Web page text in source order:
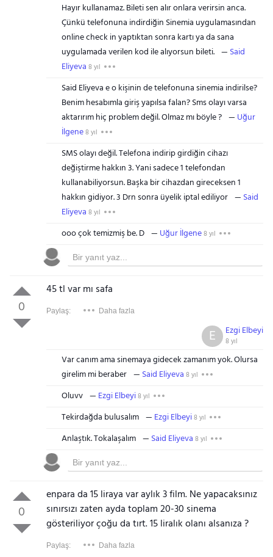
Hayır kullanamaz. Bileti sen alır onlara verirsin anca.
Çünkü telefonuna indirdiğin Sinemia uygulamasından
online check in yaptıktan sonra kartı ya da sana
uygulamada verilen kod ile alıyorsun bileti.
Said
Eliyeva 8 yıl
Said Eliyeva e o kişinin de telefonuna sinemia indirilse?
Benim hesabımla giriş yapılsa falan? Sms olayı varsa
aktarırım hiç problem değil. Olmaz mı böyle ?
Uğur
İlgene8 yıl
SMS olayı değil. Telefona indirip girdiğin cihazı
değiştirme hakkın 3. Yani sadece 1 telefondan
kullanabiliyorsun. Başka bir cihazdan gireceksen 1
hakkın gidiyor. 3 Drn sonra üyelik iptal ediliyor
Said
Eliyeva 8 yıl
ooo çok temizmiş be. D Uğur İlgene8 yıl
0
45 tl var mı safa
Paylaş: Daha fazla
Ezgi Elbeyi
8 yıl
E
Var canım ama sinemaya gidecek zamanım yok. Olursa
girelim mi beraber
Said Eliyeva 8 yıl
Oluvv Ezgi Elbeyi8 yıl
Tekirdağda bulusalım Ezgi Elbeyi8 yıl
Anlaştık. Tokalaşalım Said Eliyeva 8 yıl
0
enpara da 15 liraya var aylık 3 film. Ne yapacaksınız
sınırsızı zaten ayda toplam 20-30 sinema
gösteriliyor çoğu da tırt. 15 liralık olanı alsanıza ?
Paylaş: Daha fazla